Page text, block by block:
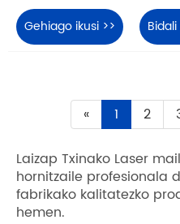
Gehiago ikusi >>
« 1 2
Laizap Txinako Laser
hornitzaile profesionala
fabrikako kalitatezko
hemen.